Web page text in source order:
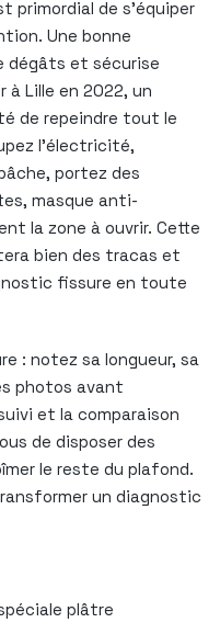
primordial de s’équiper
Une bonne
dégâts et sécurise
à Lille en 2022, un
de repeindre tout le
l’électricité,
portez des
masque anti-
la zone à ouvrir. Cette
bien des tracas et
fissure en toute
: notez sa longueur, sa
photos avant
et la comparaison
de disposer des
le reste du plafond.
un diagnostic
plâtre